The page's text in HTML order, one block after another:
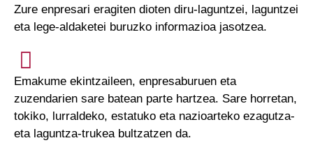
Zure enpresari eragiten dioten diru-laguntzei, laguntzei
eta lege-aldaketei buruzko informazioa jasotzea.
Emakume ekintzaileen, enpresaburuen eta
zuzendarien sare batean parte hartzea. Sare horretan,
tokiko, lurraldeko, estatuko eta nazioarteko ezagutza-
eta laguntza-trukea bultzatzen da.